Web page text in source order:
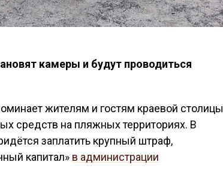
камеры и будут проводиться
жителям и гостям краевой столицы
средств на пляжных территориях. В
заплатить крупный штраф,
капитал» в администрации